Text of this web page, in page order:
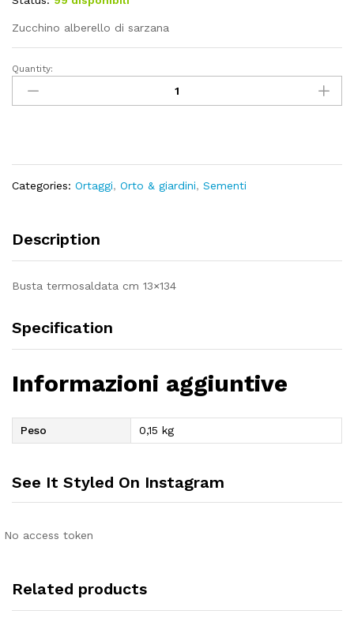
Zucchino alberello di sarzana
Zucchino
alberello
di
Quantity:
Categories: Ortaggi, Orto & giardini, Sementi
Description
Busta termosaldata cm 13×134
Specification
Informazioni aggiuntive
Peso 0,15 kg
See It Styled On Instagram
No access token
Related products